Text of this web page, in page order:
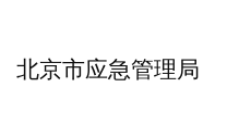
北京市应急管理局